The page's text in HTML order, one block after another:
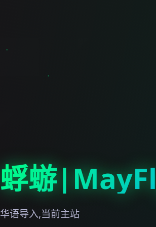
蜉蝣
华语导入,当前主站